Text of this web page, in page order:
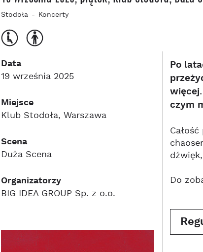
Stodoła Koncerty
Data
19 września 2025
Miejsce
Klub Stodoła, Warszawa
Scena
Duża Scena
Organizatorzy
BIG IDEA GROUP Sp. z o.o.
Po
czym
Do